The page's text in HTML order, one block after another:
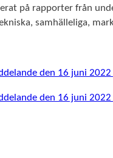
på rapporter från
samhälleliga,
den 16 juni 2022
den 16 juni 2022